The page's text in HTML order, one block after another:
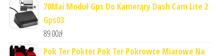
70Mai Moduł Gps Do Kamerąry Dash Cam Lite 2
Gps03
89.00zł
Pok Ter Pokter Pok Ter Pokrowce Miarowe Na